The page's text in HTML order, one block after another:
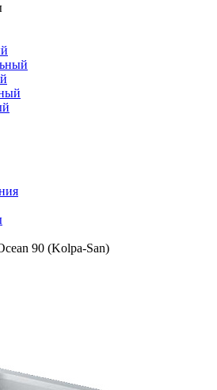
90 (Kolpa-San)